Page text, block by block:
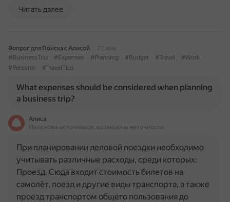
Читать далее
Вопрос для Поиска с Алисой
21 мая
#BusinessTrip
#Expenses #Planning #Budget #Travel
#Work
#Personal
#TravelTips
What expenses should be considered when planning
a business trip?
Алиса
На основе источников, возможны неточности
При планировании деловой поездки необходимо
учитывать различные расходы, среди которых:
Проезд. Сюда входит стоимость билетов на
самолёт, поезд и другие виды транспорта, а также
проезд транспортом общего пользования до